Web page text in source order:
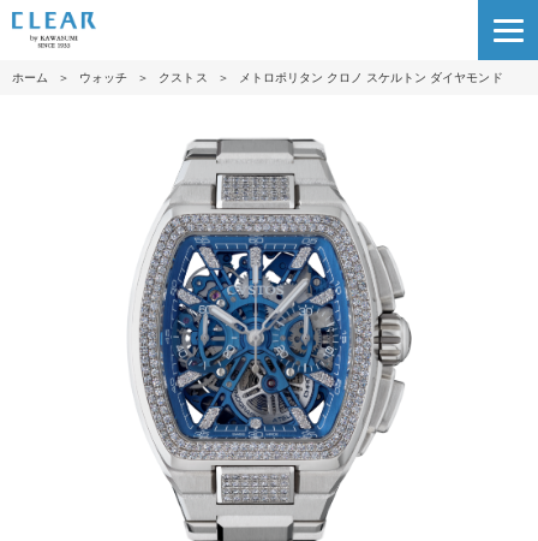
ホーム ＞ ウォッチ ＞ クストス ＞ メトロポリタン クロノ スケルトン ダイヤモンド